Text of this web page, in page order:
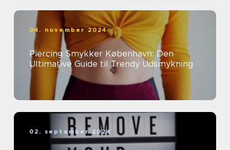
04. november 2024
Piercing Smykker København: Den
Ultimative Guide til Trendy Udsmykning
02. september 2024